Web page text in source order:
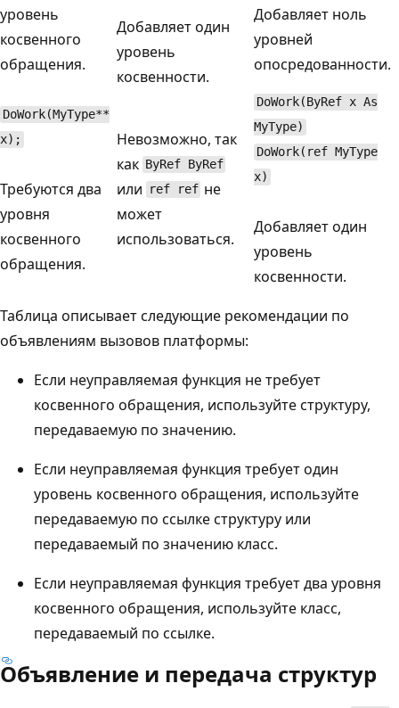
уровень
косвенного
обращения.
Добавляет один
уровень
косвенности.
Добавляет ноль
уровней
опосредованности.
DoWork(MyType**
x);
Требуются два
уровня
косвенного
обращения.
Невозможно, так
как ByRef ByRef
или ref ref не
может
использоваться.
DoWork(ByRef x As
MyType)
DoWork(ref MyType
x)
Добавляет один
уровень
косвенности.
Таблица описывает следующие рекомендации по
объявлениям вызовов платформы:
Если неуправляемая функция не требует
косвенного обращения, используйте структуру,
передаваемую по значению.
Если неуправляемая функция требует один
уровень косвенного обращения, используйте
передаваемую по ссылке структуру или
передаваемый по значению класс.
Если неуправляемая функция требует два уровня
косвенного обращения, используйте класс,
передаваемый по ссылке.
Объявление и передача структур